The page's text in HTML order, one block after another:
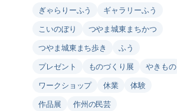
ぎゃらりーふう
ギャラリーふう
こいのぼり
つやま城東まちかつ
つやま城東まち歩き
ふう
プレゼント
ものづくり展
やきもの
ワークショップ
休業
体験
作品展
作州の民芸